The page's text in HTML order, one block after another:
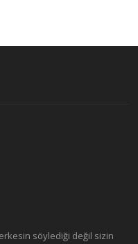
söylediği değil sizin